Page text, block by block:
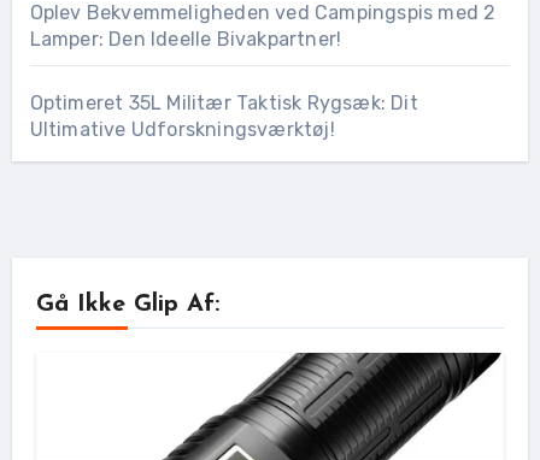
Oplev Bekvemmeligheden ved Campingspis med 2
Lamper: Den Ideelle Bivakpartner!
Optimeret 35L Militær Taktisk Rygsæk: Dit
Ultimative Udforskningsværktøj!
Gå Ikke Glip Af: